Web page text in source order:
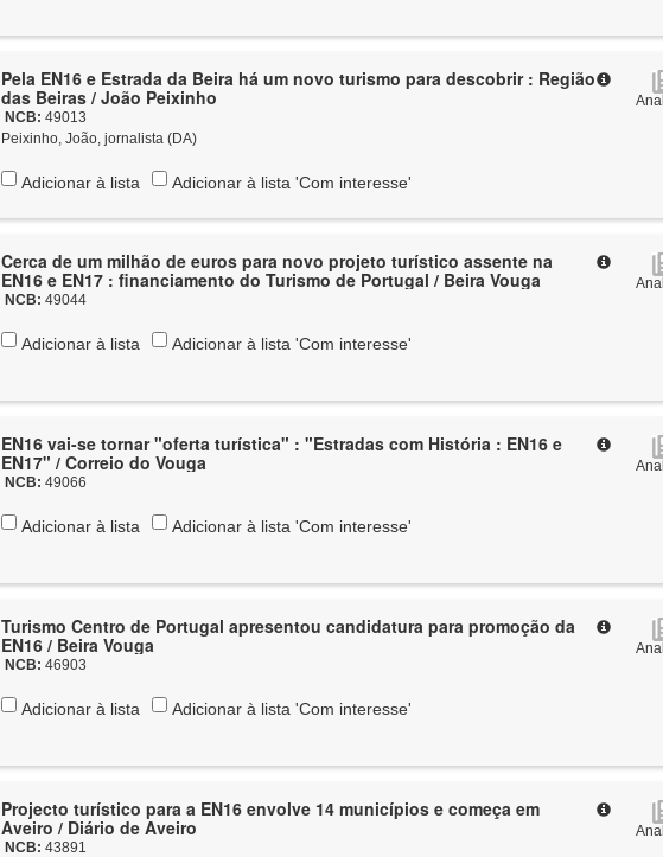
Pela EN16 e Estrada da Beira há um novo turismo para descobrir : Região
das Beiras / João Peixinho
NCB:49013
Peixinho, João, jornalista (DA)
Adicionar à lista Adicionar à lista 'Com interesse'
Cerca de um milhão de euros para novo projeto turístico assente na
EN16 e EN17 : financiamento do Turismo de Portugal / Beira Vouga
NCB:49044
Adicionar à lista Adicionar à lista 'Com interesse'
EN16 vai-se tornar "oferta turística" : "Estradas com História : EN16 e
EN17" / Correio do Vouga
NCB:49066
Adicionar à lista Adicionar à lista 'Com interesse'
Turismo Centro de Portugal apresentou candidatura para promoção da
EN16 / Beira Vouga
NCB:46903
Adicionar à lista Adicionar à lista 'Com interesse'
Projecto turístico para a EN16 envolve 14 municípios e começa em
Aveiro / Diário de Aveiro
NCB:43891